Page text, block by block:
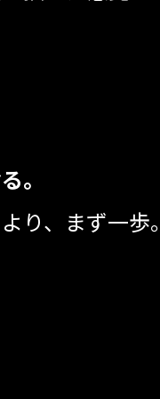
。
り、まず一歩